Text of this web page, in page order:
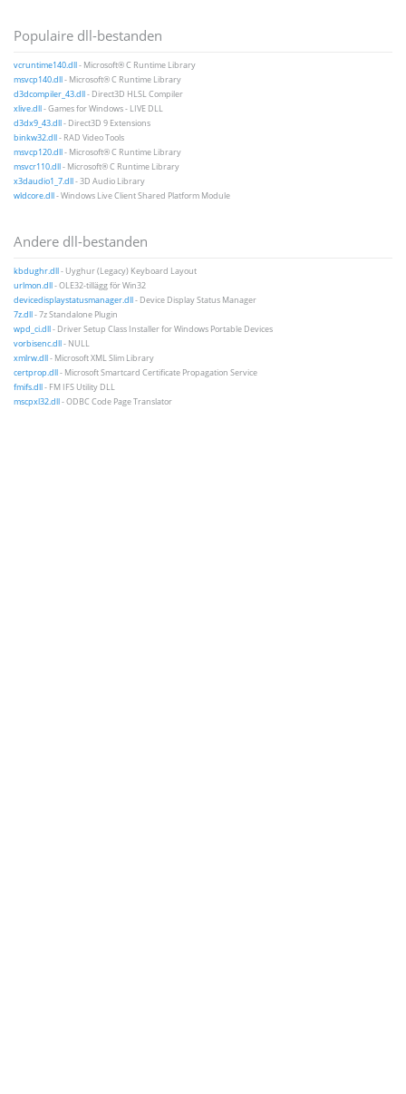
Populaire dll-bestanden
vcruntime140.dll- Microsoft® C Runtime Library
msvcp140.dll- Microsoft® C Runtime Library
d3dcompiler_43.dll- Direct3D HLSL Compiler
xlive.dll- Games for Windows - LIVE DLL
d3dx9_43.dll- Direct3D 9 Extensions
binkw32.dll- RAD Video Tools
msvcp120.dll- Microsoft® C Runtime Library
msvcr110.dll- Microsoft® C Runtime Library
x3daudio1_7.dll- 3D Audio Library
wldcore.dll- Windows Live Client Shared Platform Module
Andere dll-bestanden
kbdughr.dll- Uyghur (Legacy) Keyboard Layout
urlmon.dll- OLE32-tillägg för Win32
devicedisplaystatusmanager.dll- Device Display Status Manager
7z.dll- 7z Standalone Plugin
wpd_ci.dll- Driver Setup Class Installer for Windows Portable Devices
vorbisenc.dll- NULL
xmlrw.dll- Microsoft XML Slim Library
certprop.dll- Microsoft Smartcard Certificate Propagation Service
fmifs.dll- FM IFS Utility DLL
mscpxl32.dll- ODBC Code Page Translator